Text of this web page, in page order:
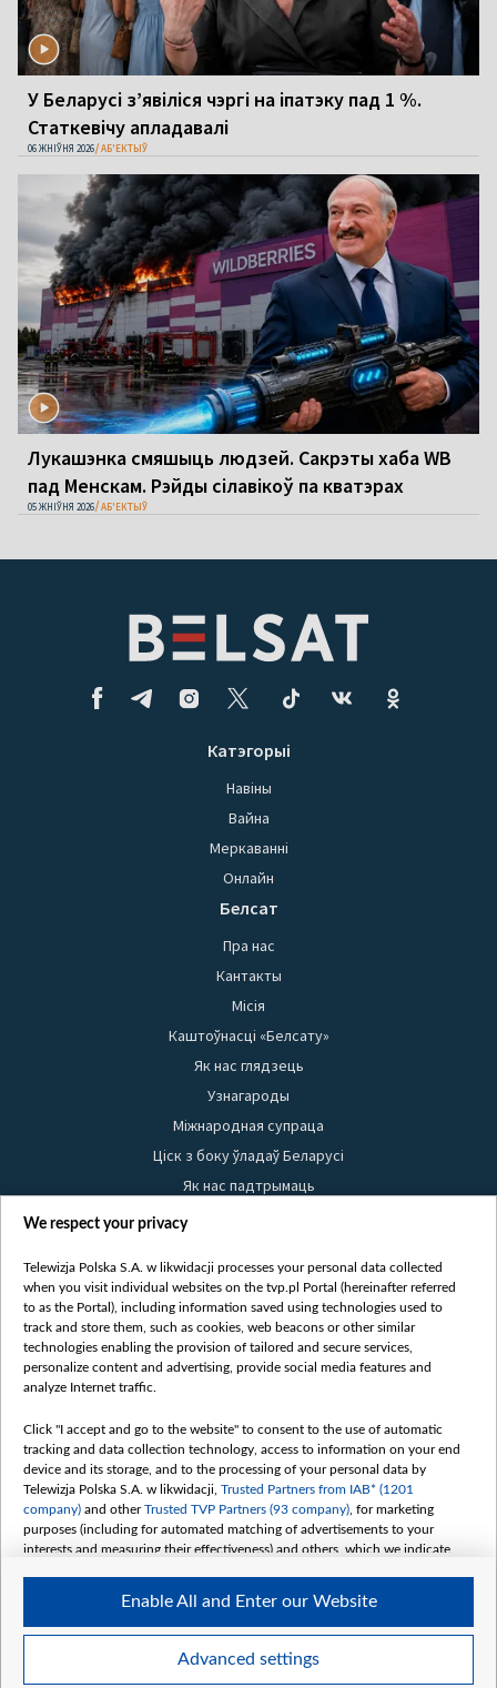
У Беларусі з’явіліся чэргі на іпатэку пад 1 %.
Статкевічу апладавалі
06 ЖНІЎНЯ 2026 АБ'ЕКТЫЎ
Лукашэнка смяшыць людзей. Сакрэты хаба WB
пад Менскам. Рэйды сілавікоў па кватэрах
05 ЖНІЎНЯ 2026 АБ'ЕКТЫЎ
Катэгорыі
Навіны
Вайна
Меркаванні
Онлайн
Белсат
Пра нас
Кантакты
Місія
Каштоўнасці «Белсату»
Як нас глядзець
Узнагароды
Міжнародная супраца
Ціск з боку ўладаў Беларусі
Як нас падтрымаць
Правілы выкарыстання матэрыялаў
Бяспека
Youtube
Белсат news
Белсат Shorts
Жэстачайшы мульт
Belsat English
Biełsat PL
Белсат Now
Белсат History
Белсат Music
Белсат Doc
My consents
We respect your privacy
Telewizja Polska S.A. w likwidacji processes your personal data collected
when you visit individual websites on the tvp.pl Portal (hereinafter referred
to as the Portal), including information saved using technologies used to
track and store them, such as cookies, web beacons or other similar
technologies enabling the provision of tailored and secure services,
personalize content and advertising, provide social media features and
analyze Internet traffic.
Click "I accept and go to the website" to consent to the use of automatic
tracking and data collection technology, access to information on your end
device and its storage, and to the processing of your personal data by
Telewizja Polska S.A. w likwidacji, Trusted Partners from IAB* (1201
company) and otherTrusted TVP Partners (93 company) , for marketing
purposes (including for automated matching of advertisements to your
interests and measuring their effectiveness) and others, which we indicate
The purposes of processing your data by TVP S.A. w likwidacji are as
follows:
Use limited data to select advertising
Advanced settings
Enable All and Enter our Website